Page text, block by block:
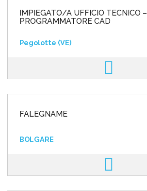
IMPIEGATO/A UFFICIO TECNICO –
PROGRAMMATORE CAD
Pegolotte (VE)
FALEGNAME
BOLGARE